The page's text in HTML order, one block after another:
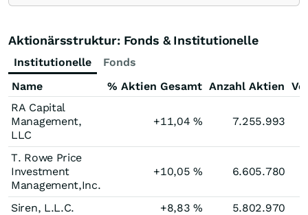
Aktionärsstruktur: Fonds & Institutionelle
Institutionelle
Fonds
Name
% Aktien Gesamt Anzahl Aktien
RA Capital
Management,
LLC
+11,04% 7.255.993
T. Rowe Price
Investment
Management,Inc.
+10,05% 6.605.780
Siren, L.L.C. +8,83%
5.802.970